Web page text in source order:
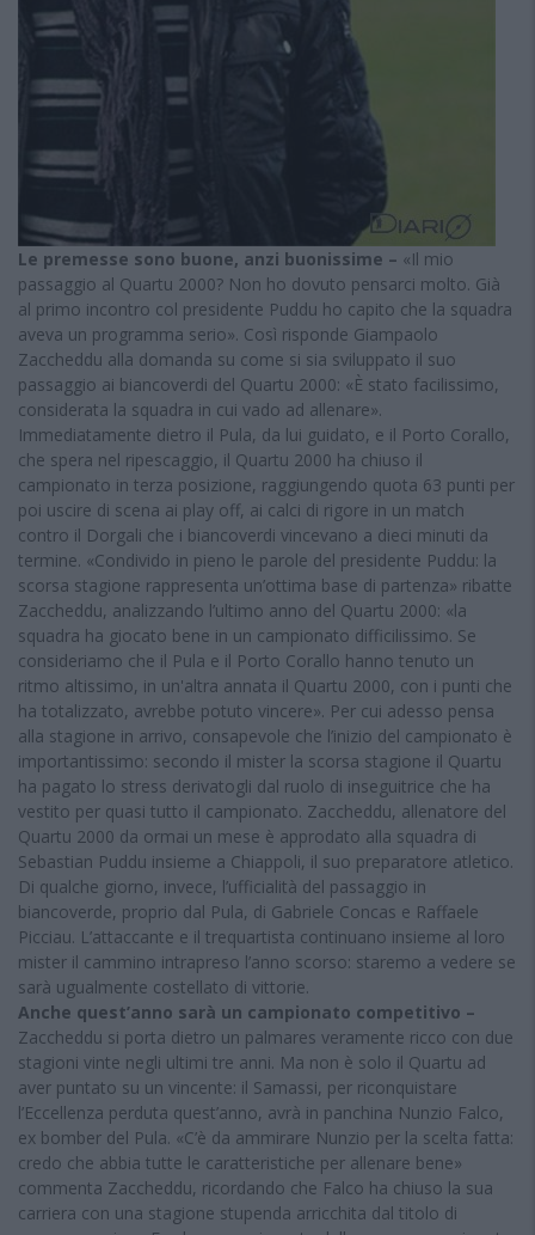
Le premesse sono buone, anzi buonissime – «Il mio
passaggio al Quartu 2000? Non ho dovuto pensarci molto. Già
al primo incontro col presidente Puddu ho capito che la squadra
aveva un programma serio». Così risponde Giampaolo
Zaccheddu alla domanda su come si sia sviluppato il suo
passaggio ai biancoverdi del Quartu 2000: «È stato facilissimo,
considerata la squadra in cui vado ad allenare».
Immediatamente dietro il Pula, da lui guidato, e il Porto Corallo,
che spera nel ripescaggio, il Quartu 2000 ha chiuso il
campionato in terza posizione, raggiungendo quota 63 punti per
poi uscire di scena ai play off, ai calci di rigore in un match
contro il Dorgali che i biancoverdi vincevano a dieci minuti da
termine. «Condivido in pieno le parole del presidente Puddu: la
scorsa stagione rappresenta un’ottima base di partenza» ribatte
Zaccheddu, analizzando l’ultimo anno del Quartu 2000: «la
squadra ha giocato bene in un campionato difficilissimo. Se
consideriamo che il Pula e il Porto Corallo hanno tenuto un
ritmo altissimo, in un'altra annata il Quartu 2000, con i punti che
ha totalizzato, avrebbe potuto vincere». Per cui adesso pensa
alla stagione in arrivo, consapevole che l’inizio del campionato è
importantissimo: secondo il mister la scorsa stagione il Quartu
ha pagato lo stress derivatogli dal ruolo di inseguitrice che ha
vestito per quasi tutto il campionato. Zaccheddu, allenatore del
Quartu 2000 da ormai un mese è approdato alla squadra di
Sebastian Puddu insieme a Chiappoli, il suo preparatore atletico.
Di qualche giorno, invece, l’ufficialità del passaggio in
biancoverde, proprio dal Pula, di Gabriele Concas e Raffaele
Picciau. L’attaccante e il trequartista continuano insieme al loro
mister il cammino intrapreso l’anno scorso: staremo a vedere se
sarà ugualmente costellato di vittorie.
Anche quest’anno sarà un campionato competitivo –
Zaccheddu si porta dietro un palmares veramente ricco con due
stagioni vinte negli ultimi tre anni. Ma non è solo il Quartu ad
aver puntato su un vincente: il Samassi, per riconquistare
l’Eccellenza perduta quest’anno, avrà in panchina Nunzio Falco,
ex bomber del Pula. «C’è da ammirare Nunzio per la scelta fatta:
credo che abbia tutte le caratteristiche per allenare bene»
commenta Zaccheddu, ricordando che Falco ha chiuso la sua
carriera con una stagione stupenda arricchita dal titolo di